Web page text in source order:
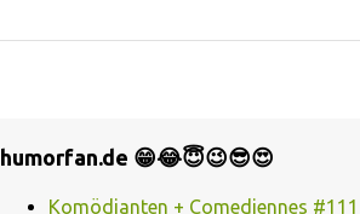
humorfan.de 😁😂😇😉😎😍
Komödianten + Comediennes #111